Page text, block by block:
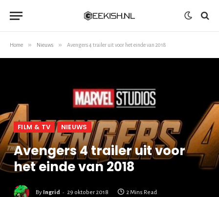
Home » Nieuws » Avengers 4 trailer uit voor het einde van 2018
FILM & TV NIEUWS
Avengers 4 trailer uit voor
het einde van 2018
By Ingrid 29 oktober 2018 2 Mins Read